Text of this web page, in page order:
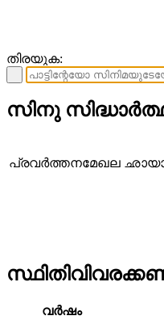
തിരയുക:
സിനു
പ്രവര്‍ത്തനമേഖല
വര്‍ഷം